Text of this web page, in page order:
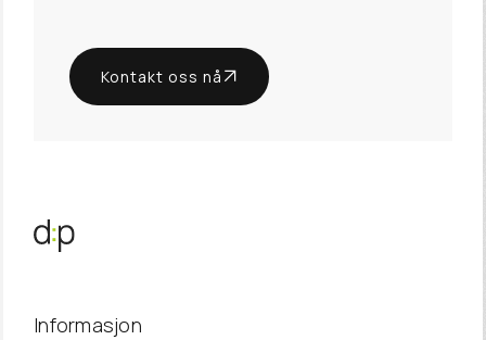
Kontakt oss nå
Informasjon